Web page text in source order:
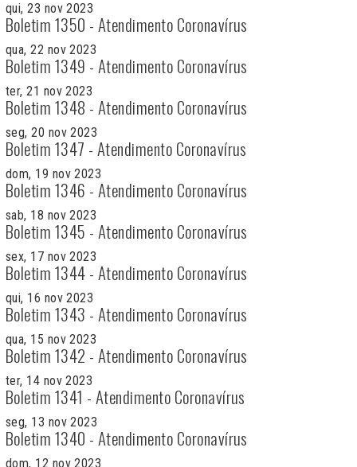
qui, 23 nov 2023
Boletim 1350 - Atendimento Coronavírus
qua, 22 nov 2023
Boletim 1349 - Atendimento Coronavírus
ter, 21 nov 2023
Boletim 1348 - Atendimento Coronavírus
seg, 20 nov 2023
Boletim 1347 - Atendimento Coronavírus
dom, 19 nov 2023
Boletim 1346 - Atendimento Coronavírus
sab, 18 nov 2023
Boletim 1345 - Atendimento Coronavírus
sex, 17 nov 2023
Boletim 1344 - Atendimento Coronavírus
qui, 16 nov 2023
Boletim 1343 - Atendimento Coronavírus
qua, 15 nov 2023
Boletim 1342 - Atendimento Coronavírus
ter, 14 nov 2023
Boletim 1341 - Atendimento Coronavírus
seg, 13 nov 2023
Boletim 1340 - Atendimento Coronavírus
dom, 12 nov 2023